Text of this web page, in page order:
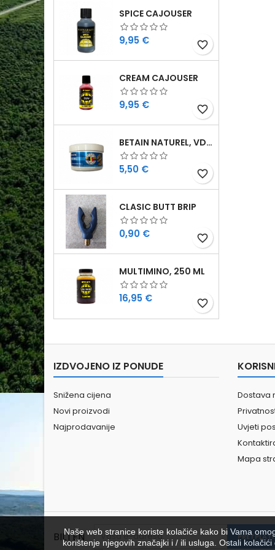
SPICE CAJOUSER
Cijena
9,95 € favorite_border
CREAM CAJOUSER
Cijena
9,95 € favorite_border
BETAIN NATUREL, VDE, 100 GR
Cijena
5,50 € favorite_border
CLASIC BUTT BRIP
Cijena
0,90 € favorite_border
MULTIMINO, 250 ML
Cijena
16,95 € favorite_border
IZDVOJENO IZ PONUDE
Snižena cijena
Novi proizvodi
Najprodavanije
Dostava
Uvjeti
Mapa
Naše web stranice koriste kolačiće kako bi Vama
korištenje njegovih značajki i / ili usluga. Ostali
BILTEN